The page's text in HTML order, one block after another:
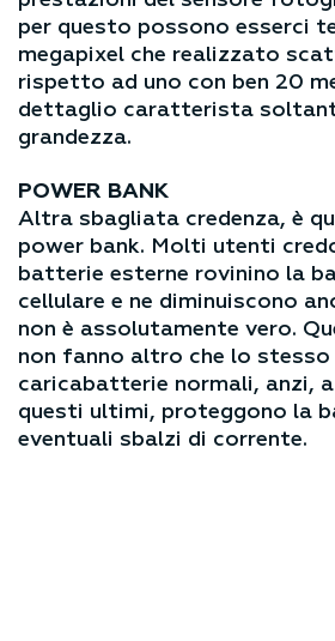
per questo possono esserci
megapixel che realizzato
rispetto ad uno con ben 20
dettaglio caratterista
grandezza.
POWER BANK
Altra sbagliata credenza, è
power bank. Molti utenti
batterie esterne rovinino la
cellulare e ne diminuiscono
non è assolutamente vero.
non fanno altro che lo stesso
caricabatterie normali, anzi,
questi ultimi, proteggono la
eventuali sbalzi di corrente.